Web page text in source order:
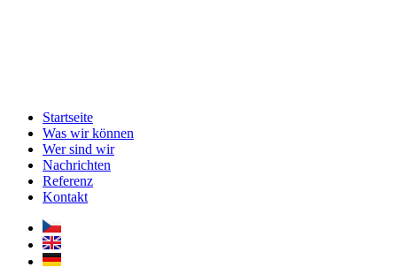
Startseite
Was wir können
Wer sind wir
Nachrichten
Referenz
Kontakt